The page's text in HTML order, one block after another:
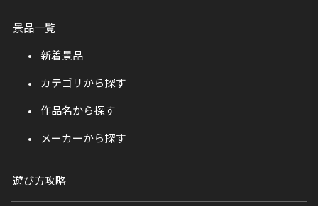
景品一覧
新着景品
カテゴリから探す
作品名から探す
メーカーから探す
遊び方攻略